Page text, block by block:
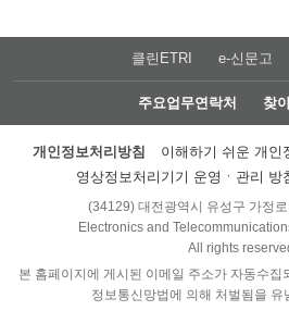
클린ETRI e-신문고
주요업무연락처 찾
개인정보처리방침 이해하기 쉬운 개인
영상정보처리기기 운영ㆍ관리 방
(34129) 대전광역시 유성구 가정로
Electronics and
All rights
본 홈페이지에 게시된 이메일 주소가 자동수집
정보통신망법에 의해 처벌됨을 유